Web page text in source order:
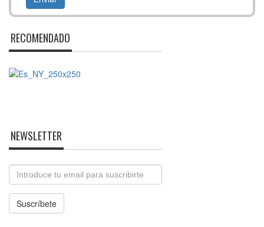
RECOMENDADO
NEWSLETTER
Email
Suscríbete